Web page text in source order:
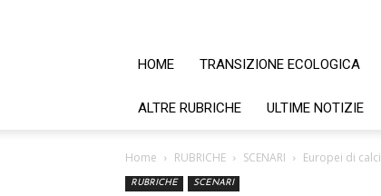
HOME TRANSIZIONE ECOLOGICA
ALTRE RUBRICHE ULTIME NOTIZIE
Home RUBRICHE SCENARI Europei di
RUBRICHE SCENARI